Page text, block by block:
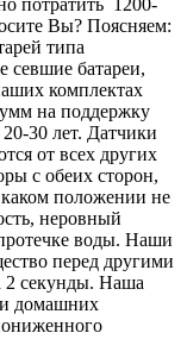
Вы? Поясняем:
типа
севшие батареи,
комплектах
на поддержку
30 лет. Датчики
от всех других
с обеих сторон,
каком положении не
неровный
воды. Наши
перед другими
2 секунды. Наша
и домашних